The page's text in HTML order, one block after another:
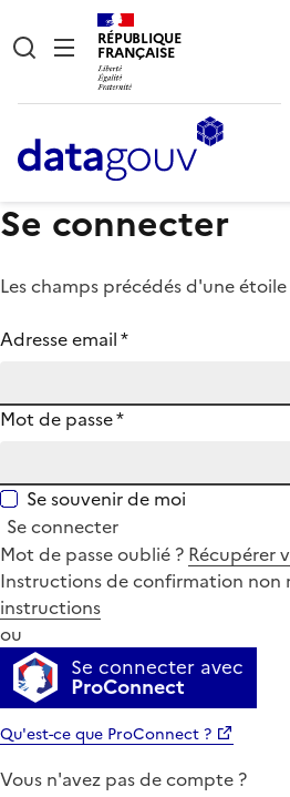
RÉPUBLIQUE
FRANÇAISE
Se connecter
Les champs précédés d'une étoile
Adresse email*
Mot de passe*
Se souvenir de moi
Se connecter
Mot de passe oublié ? Récupérer
Instructions de confirmation non
instructions
ou
Se connecter avec
ProConnect
Qu'est-ce que ProConnect ?
Vous n'avez pas de compte ?